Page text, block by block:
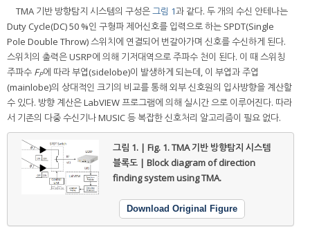
TMA 기반 방향탐지 시스템의 구성은그림 1과 같다. 두 개의 수신 안테나는
Duty Cycle(DC) 50 %인 구형파 제어신호를 입력으로 하는 SPDT(Single
Pole Double Throw) 스위치에 연결되어 번갈아가며 신호를 수신하게 된다.
스위치의 출력은 USRP에 의해 기저대역으로 주파수 천이 된다. 이 때 스위칭
주파수 FP에 따라 부엽(sidelobe)이 발생하게 되는데, 이 부엽과 주엽
(mainlobe)의 상대적인 크기의 비교를 통해 외부 신호원의 입사방향을 계산할
수 있다. 방향 계산은 LabVIEW 프로그램에 의해 실시간 으로 이루어진다. 따라
서 기존의 다중 수신기나 MUSIC 등 복잡한 신호처리 알고리즘이 필요 없다.
그림 1. | Fig. 1.TMA 기반 방향탐지 시스템
블록도 | Block diagram of direction
finding system using TMA.
Download Original Figure